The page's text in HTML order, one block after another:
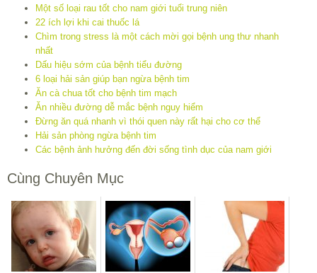
Một số loại rau tốt cho nam giới tuổi trung niên
22 ích lợi khi cai thuốc lá
Chìm trong stress là một cách mời gọi bệnh ung thư nhanh
nhất
Dấu hiệu sớm của bệnh tiểu đường
6 loại hải sản giúp bạn ngừa bệnh tim
Ăn cà chua tốt cho bệnh tim mạch
Ăn nhiều đường dễ mắc bệnh nguy hiểm
Đừng ăn quá nhanh vì thói quen này rất hại cho cơ thể
Hải sản phòng ngừa bệnh tim
Các bệnh ảnh hưởng đến đời sống tình dục của nam giới
Cùng Chuyên Mục